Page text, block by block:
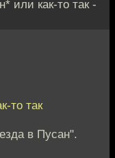
или как-то так -
то так
в Пусан".